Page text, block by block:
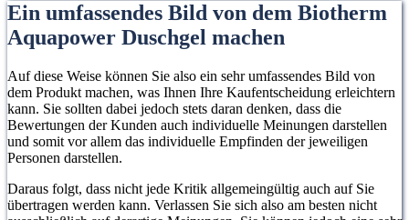
Ein umfassendes Bild von dem Biotherm
Aquapower Duschgel machen
Auf diese Weise können Sie also ein sehr umfassendes Bild von
dem Produkt machen, was Ihnen Ihre Kaufentscheidung erleichtern
kann. Sie sollten dabei jedoch stets daran denken, dass die
Bewertungen der Kunden auch individuelle Meinungen darstellen
und somit vor allem das individuelle Empfinden der jeweiligen
Personen darstellen.
Daraus folgt, dass nicht jede Kritik allgemeingültig auch auf Sie
übertragen werden kann. Verlassen Sie sich also am besten nicht